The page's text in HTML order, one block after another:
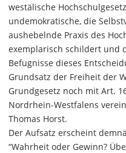
westälische
undemokratische, die
aushebelnde Praxis des
exemplarisch schildert und
Befugnisse dieses
Grundsatz der Freiheit der
Grundgesetz noch mit Art.
Nordrhein-Westfalens
Thomas Horst.
Der Aufsatz erscheint
“Wahrheit oder Gewinn?